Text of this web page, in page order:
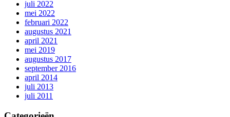
juli 2022
mei 2022
februari 2022
augustus 2021
april 2021
mei 2019
augustus 2017
september 2016
april 2014
juli 2013
juli 2011